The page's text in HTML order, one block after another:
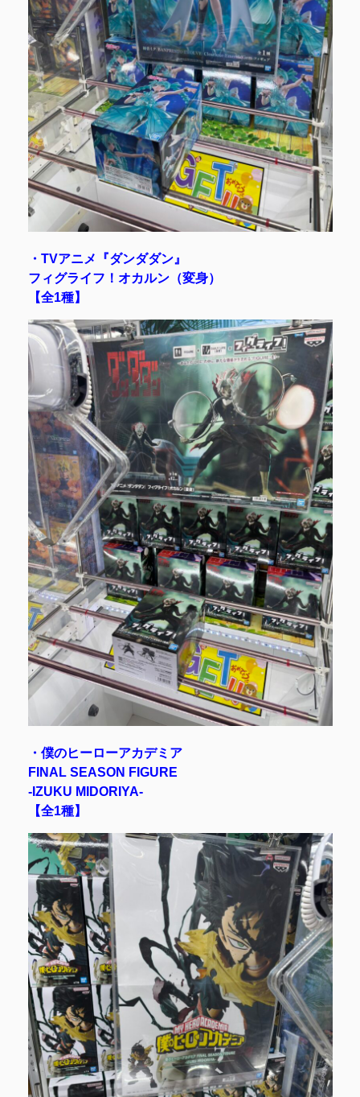
・TVアニメ『ダンダダン』
フィグライフ！オカルン（変身）
【全1種】
・僕のヒーローアカデミア
FINAL SEASON FIGURE
-IZUKU MIDORIYA-
【全1種】